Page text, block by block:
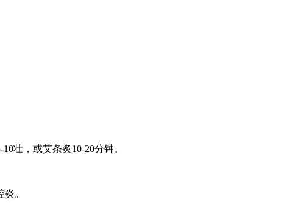
壮，或艾条炙10-20分钟。
。